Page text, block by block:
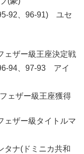
92、96-91) ユセ
ェザー級王座決定戦
94、97-93 アイ
ェザー級王座獲得
ェザー級タイトルマ
ナ(ドミニカ共和